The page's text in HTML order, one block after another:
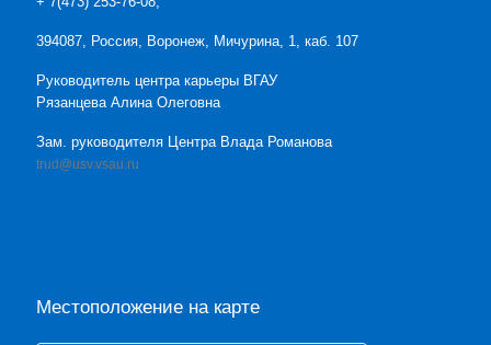
394087, Россия, Воронеж, Мичурина, 1, каб. 107
Руководитель центра карьеры ВГАУ
Рязанцева Алина Олеговна
Зам. руководителя Центра Влада Романова
trud@usv.vsau.ru
Местоположение на карте